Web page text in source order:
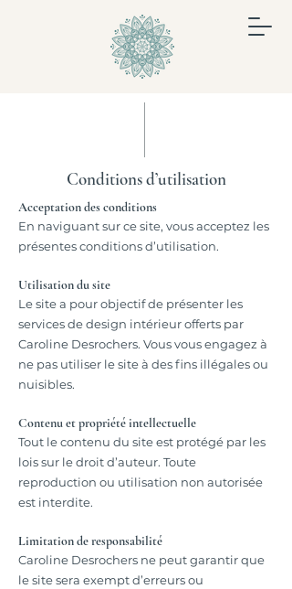
Conditions d’utilisation
Acceptation des conditions
En naviguant sur ce site, vous acceptez les
présentes conditions d’utilisation.
Utilisation du site
Le site a pour objectif de présenter les
services de design intérieur offerts par
Caroline Desrochers. Vous vous engagez à
ne pas utiliser le site à des fins illégales ou
nuisibles.
Contenu et propriété intellectuelle
Tout le contenu du site est protégé par les
lois sur le droit d’auteur. Toute
reproduction ou utilisation non autorisée
est interdite.
Limitation de responsabilité
Caroline Desrochers ne peut garantir que
le site sera exempt d’erreurs ou